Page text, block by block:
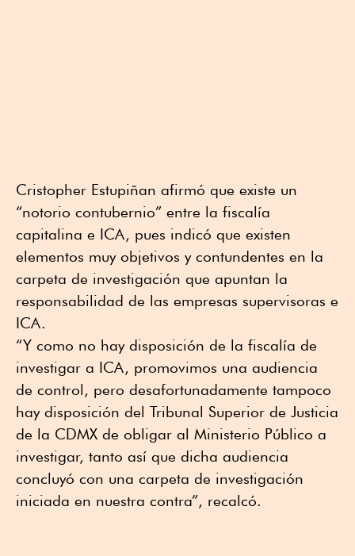
Cristopher Estupiñan afirmó que existe un
“notorio contubernio” entre la fiscalía
capitalina e ICA, pues indicó que existen
elementos muy objetivos y contundentes en la
carpeta de investigación que apuntan la
responsabilidad de las empresas supervisoras e
ICA.
“Y como no hay disposición de la fiscalía de
investigar a ICA, promovimos una audiencia
de control, pero desafortunadamente tampoco
hay disposición del Tribunal Superior de Justicia
de la CDMX de obligar al Ministerio Público a
investigar, tanto así que dicha audiencia
concluyó con una carpeta de investigación
iniciada en nuestra contra”, recalcó.